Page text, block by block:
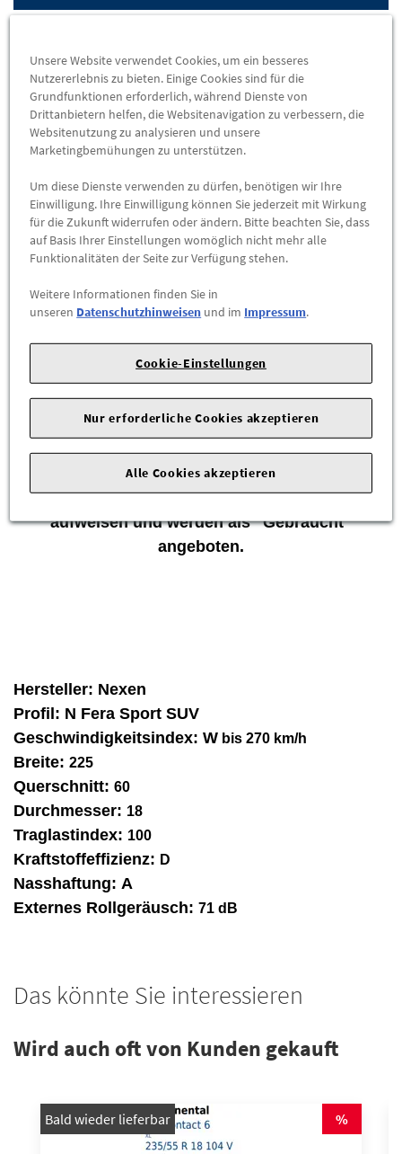
EU-REIFENLABEL
DATENBLATT
50735 Köln |Tel: 022199992999 |E-Mail:
kunden@ford.com|Webseite:https://www.ford.de
SommerreifenNexen N Fera
Sport SUV
225/60 R18 100 W
Zum Verkauf stehen neuwertige Markenreifen
von Nexen!
Die Reifen waren auf Neufahrzeugen montiert
und sind fachmännisch demontiert worden.
Reifen können daher leichte Gebrauchsspuren
aufweisen und werden als "Gebraucht"
angeboten.
Hersteller: Nexen
Profil: N Fera Sport SUV
Geschwindigkeitsindex: W bis 270 km/h
Breite: 225
Querschnitt: 60
Durchmesser: 18
Traglastindex: 100
Kraftstoffeffizienz: D
Nasshaftung: A
Externes Rollgeräusch: 71 dB
Das könnte Sie interessieren
Wird auch oft von Kunden gekauft
Bald wieder lieferbar %
Unsere Website verwendet Cookies, um ein besseres
Nutzererlebnis zu bieten. Einige Cookies sind für die
Grundfunktionen erforderlich, während Dienste von
Drittanbietern helfen, die Websitenavigation zu verbessern, die
Websitenutzung zu analysieren und unsere
Marketingbemühungen zu unterstützen.
Um diese Dienste verwenden zu dürfen, benötigen wir Ihre
Einwilligung. Ihre Einwilligung können Sie jederzeit mit Wirkung
für die Zukunft widerrufen oder ändern. Bitte beachten Sie, dass
auf Basis Ihrer Einstellungen womöglich nicht mehr alle
Funktionalitäten der Seite zur Verfügung stehen.
Weitere Informationen finden Sie in
unseren Datenschutzhinweisen und im Impressum.
Cookie-Einstellungen
Nur erforderliche Cookies akzeptieren
Alle Cookies akzeptieren